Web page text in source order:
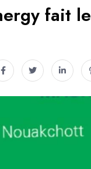
fait le